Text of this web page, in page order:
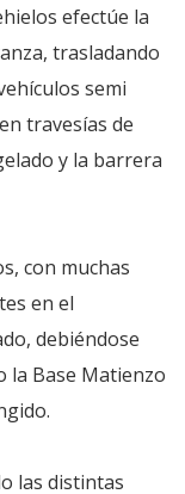
efectúe la
trasladando
semi
travesías de
y la barrera
con muchas
en el
debiéndose
la Base Matienzo
las distintas